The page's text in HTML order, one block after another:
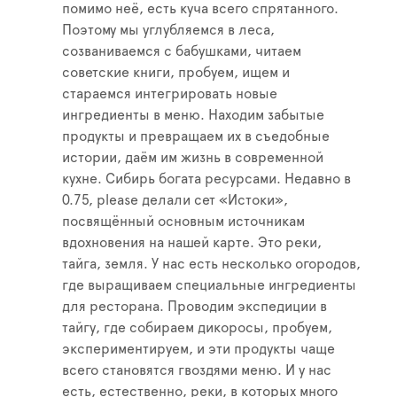
помимо неё, есть куча всего спрятанного.
Поэтому мы углубляемся в леса,
созваниваемся с бабушками, читаем
советские книги, пробуем, ищем и
стараемся интегрировать новые
ингредиенты в меню. Находим забытые
продукты и превращаем их в съедобные
истории, даём им жизнь в современной
кухне. Сибирь богата ресурсами. Недавно в
0.75, please делали сет «Истоки»,
посвящённый основным источникам
вдохновения на нашей карте. Это реки,
тайга, земля. У нас есть несколько огородов,
где выращиваем специальные ингредиенты
для ресторана. Проводим экспедиции в
тайгу, где собираем дикоросы, пробуем,
экспериментируем, и эти продукты чаще
всего становятся гвоздями меню. И у нас
есть, естественно, реки, в которых много